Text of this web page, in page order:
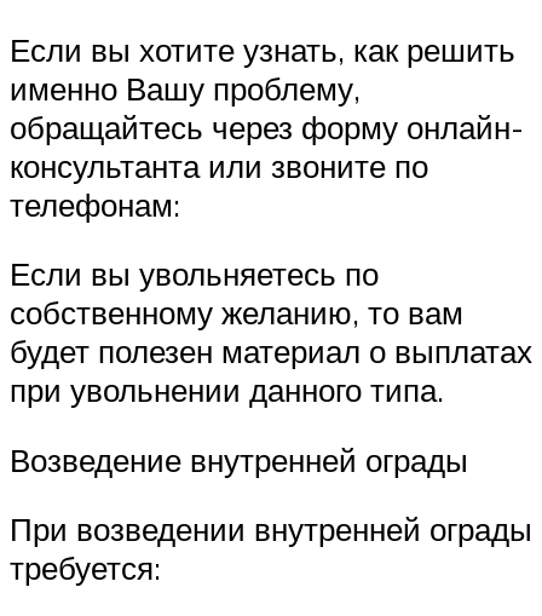
Если вы хотите узнать, как решить
именно Вашу проблему,
обращайтесь через форму онлайн-
консультанта или звоните по
телефонам:
Если вы увольняетесь по
собственному желанию, то вам
будет полезен материал о выплатах
при увольнении данного типа.
Возведение внутренней ограды
При возведении внутренней ограды
требуется: